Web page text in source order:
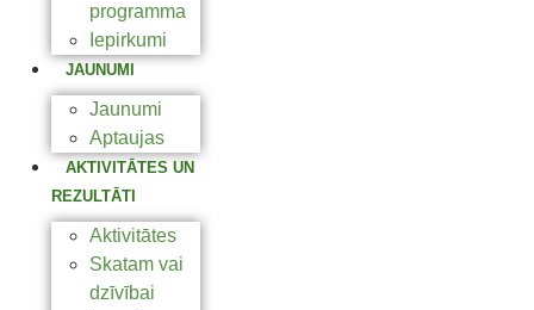
programma
Iepirkumi
JAUNUMI
Jaunumi
Aptaujas
AKTIVITĀTES UN
REZULTĀTI
Aktivitātes
Skatam vai
dzīvībai